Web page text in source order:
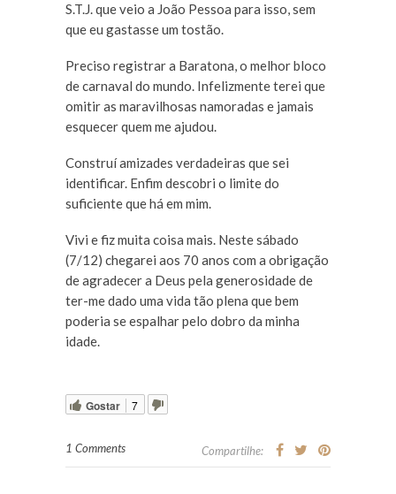
S.T.J. que veio a João Pessoa para isso, sem
que eu gastasse um tostão.
Preciso registrar a Baratona, o melhor bloco
de carnaval do mundo. Infelizmente terei que
omitir as maravilhosas namoradas e jamais
esquecer quem me ajudou.
Construí amizades verdadeiras que sei
identificar. Enfim descobri o limite do
suficiente que há em mim.
Vivi e fiz muita coisa mais. Neste sábado
(7/12) chegarei aos 70 anos com a obrigação
de agradecer a Deus pela generosidade de
ter-me dado uma vida tão plena que bem
poderia se espalhar pelo dobro da minha
idade.
Gostar 7
1 Comments Compartilhe: